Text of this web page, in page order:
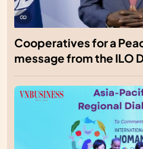
Cooperatives for a
message from the ILO